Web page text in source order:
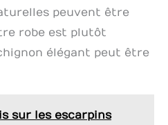
peuvent être
robe est plutôt
élégant peut être
sur les escarpins